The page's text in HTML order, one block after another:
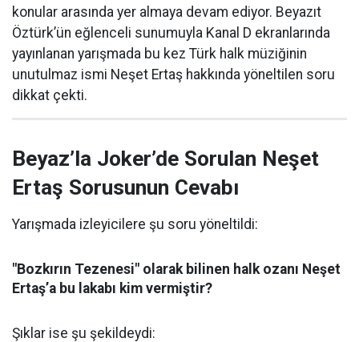
konular arasında yer almaya devam ediyor. Beyazıt
Öztürk’ün eğlenceli sunumuyla Kanal D ekranlarında
yayınlanan yarışmada bu kez Türk halk müziğinin
unutulmaz ismi Neşet Ertaş hakkında yöneltilen soru
dikkat çekti.
Beyaz’la Joker’de Sorulan Neşet
Ertaş Sorusunun Cevabı
Yarışmada izleyicilere şu soru yöneltildi:
"Bozkırın Tezenesi" olarak bilinen halk ozanı Neşet
Ertaş’a bu lakabı kim vermiştir?
Şıklar ise şu şekildeydi: